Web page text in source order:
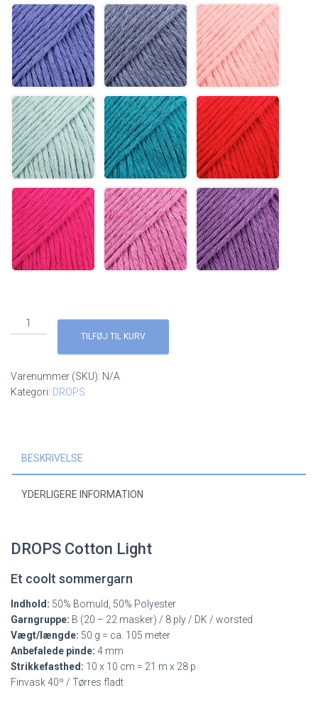
DROPS
Cotton
TILFØJ TIL KURV
Varenummer (SKU): N/A
Kategori: DROPS
BESKRIVELSE
YDERLIGERE INFORMATION
DROPS Cotton Light
Et coolt sommergarn
Indhold: 50% Bomuld, 50% Polyester
Garngruppe: B (20 – 22 masker) / 8 ply / DK / worsted
Vægt/længde: 50 g = ca. 105 meter
Anbefalede pinde: 4 mm
Strikkefasthed: 10 x 10 cm = 21 m x 28 p
Finvask 40º / Tørres fladt